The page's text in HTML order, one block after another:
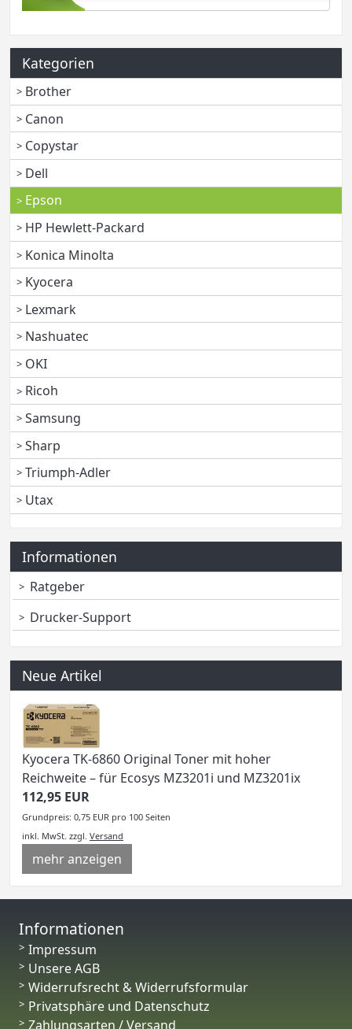
Kategorien
Brother
Canon
Copystar
Dell
Epson
HP Hewlett-Packard
Konica Minolta
Kyocera
Lexmark
Nashuatec
OKI
Ricoh
Samsung
Sharp
Triumph-Adler
Utax
Informationen
Ratgeber
Drucker-Support
Neue Artikel
Kyocera TK-6860 Original Toner mit hoher
Reichweite – für Ecosys MZ3201i und MZ3201ix
112,95 EUR
Grundpreis: 0,75 EUR pro 100 Seiten
inkl. MwSt. zzgl. Versand
mehr anzeigen
Informationen
Impressum
Unsere AGB
Widerrufsrecht & Widerrufsformular
Privatsphäre und Datenschutz
Zahlungsarten / Versand